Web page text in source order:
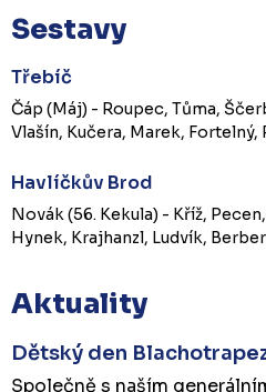
Sestavy
Třebíč
Čáp (Máj) - Roupec, Tůma,
Vlašín, Kučera, Marek, Fortelný,
Havlíčkův Brod
Novák (56. Kekula) - Kříž,
Hynek, Krajhanzl, Ludvík,
Aktuality
Dětský den
Společně s naším